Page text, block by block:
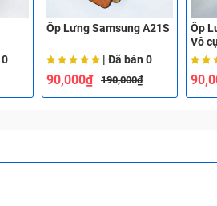
0
Ốp Lưng Samsung A21S
| Đã bán 0
90,000₫ 190,000₫
Ốp
Vô